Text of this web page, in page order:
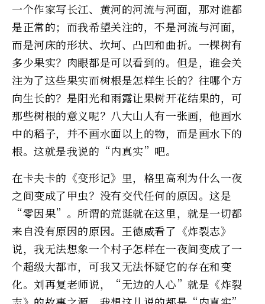
一个作家写长江、黄河的河流与河面，那对谁都
是正常的；而我希望关注的，不是河流与河面，
而是河床的形状、坎坷、凸凹和曲折。一棵树有
多少果实？肉眼都是可以看到的。但是，谁会关
注为了这些果实而树根是怎样生长的？往哪个方
向生长的？是阳光和雨露让果树开花结果的，可
那些树根的意义呢？八大山人有一张画，他画水
中的稻子，并不画水面以上的物，而是画水下的
根。这就是我说的“内真实”吧。
在卡夫卡的《变形记》里，格里高利为什么一夜
之间变成了甲虫？没有交代任何的原因。这是
“零因果”。所谓的荒诞就在这里，就是一切都
来自没有原因的原因。王德威看了《炸裂志》
说，我无法想象一个村子怎样在一夜间变成了一
个超级大都市，可我又无法怀疑它的存在和变
化。刘再复老师说，“无边的人心”就是《炸裂